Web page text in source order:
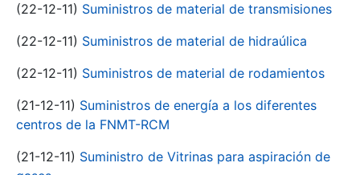
(22-12-11) Suministros de material de transmisiones
(22-12-11) Suministros de material de hidraúlica
(22-12-11) Suministros de material de rodamientos
(21-12-11) Suministros de energía a los diferentes
centros de la FNMT-RCM
(21-12-11) Suministro de Vitrinas para aspiración de